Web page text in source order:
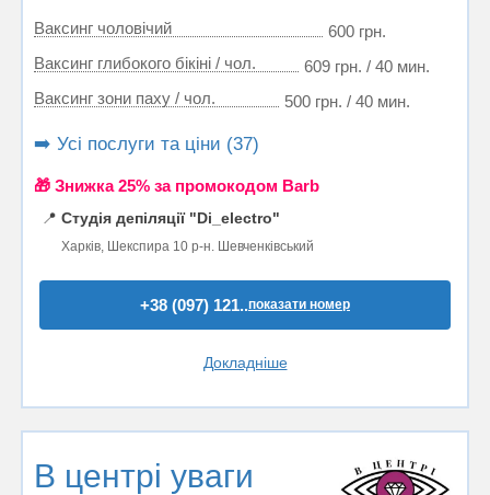
Ваксинг чоловічий
600 грн.
Ваксинг глибокого бікіні / чол.
609 грн. / 40 мин.
Ваксинг зони паху / чол.
500 грн. / 40 мин.
➡️ Усі послуги та ціни (37)
🎁 Знижка 25% за промокодом Barb
📍 Студія депіляції "Di_electro"
Харків, Шекспира 10 р-н. Шевченківський
+38 (097) 121..показати номер
Докладніше
В центрі уваги